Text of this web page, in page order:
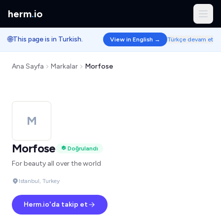
herm.io
🌐This page is in Turkish. View in English → Türkçe devam et
Ana Sayfa Markalar Morfose
M
Morfose
Doğrulandı
For beauty all over the world
Istanbul, Turkey
Herm.io'da takip et